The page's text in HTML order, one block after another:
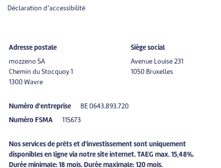
Déclaration d’accessibilité
Adresse postale
mozzeno SA
Chemin du Stocquoy 1
1300 Wavre
Siège social
Avenue Louise 231
1050 Bruxelles
Numéro d'entreprise BE 0643.893.720
Numéro FSMA 115673
Nos services de prêts et d'investissement sont uniquement
disponibles en ligne via notre site internet. TAEG max. 15,48%.
Durée minimale: 18 mois. Durée maximale: 120 mois.